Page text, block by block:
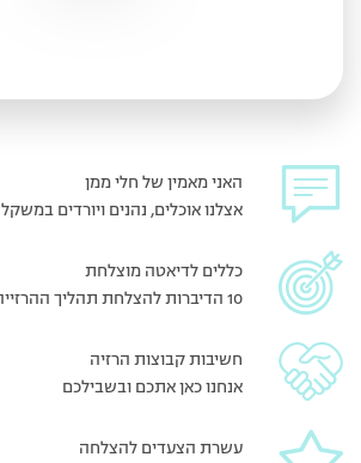
האני מאמין של חלי ממן
אצלנו אוכלים, נהנים ויורדים במשקל
כללים לדיאטה מוצלחת
10 הדיברות להצלחת תהליך ההרזייה
חשיבות קבוצות הרזיה
אנחנו כאן אתכם ובשבילכם
עשרת הצעדים להצלחה